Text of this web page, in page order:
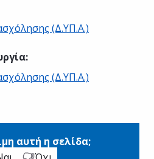
(Δ.ΥΠ.Α.)
:
(Δ.ΥΠ.Α.)
αυτή η σελίδα;